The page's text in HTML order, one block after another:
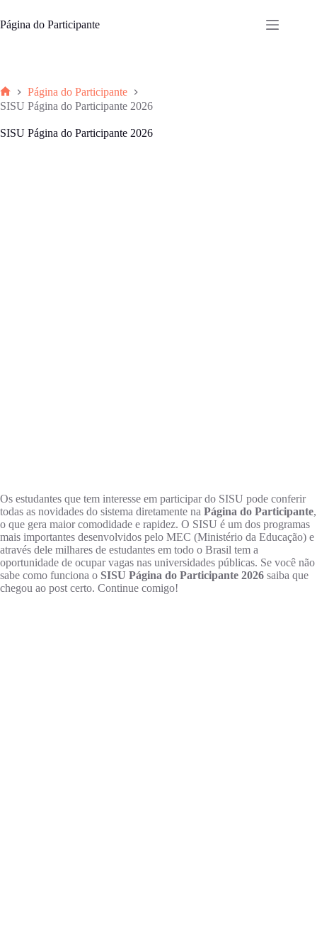
para
o
Página do Participante
Home
Página do Participante
SISU Página do Participante 2026
SISU Página do Participante 2026
Os estudantes que tem interesse em participar do SISU pode conferir
todas as novidades do sistema diretamente na Página do Participante,
o que gera maior comodidade e rapidez. O SISU é um dos programas
mais importantes desenvolvidos pelo MEC (Ministério da Educação) e
através dele milhares de estudantes em todo o Brasil tem a
oportunidade de ocupar vagas nas universidades públicas. Se você não
sabe como funciona o SISU Página do Participante 2026 saiba que
chegou ao post certo. Continue comigo!